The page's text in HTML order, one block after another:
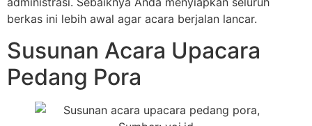
berkas ini lebih awal agar acara berjalan lancar.
Susunan Acara Upacara
Pedang Pora